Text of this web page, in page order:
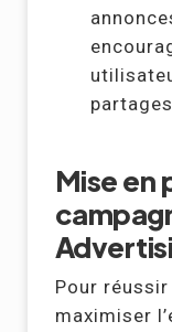
Mise en
Pour
maximiser